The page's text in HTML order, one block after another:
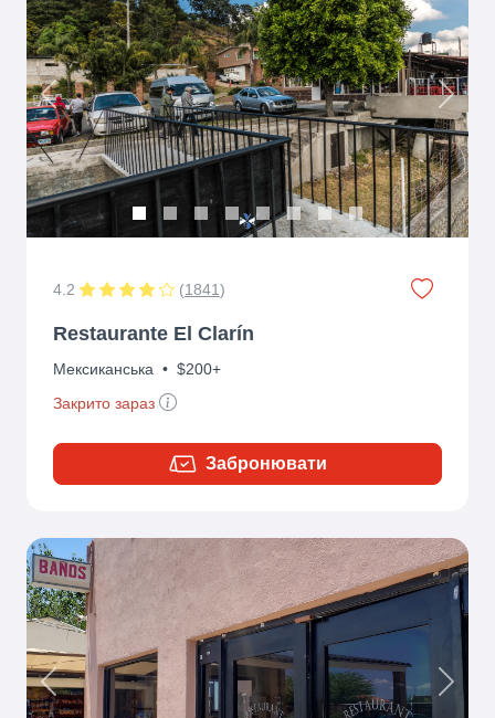
Previous Next
4.2 (1841)
Restaurante El Clarín
Мексиканська • $200+
Закрито зараз
Забронювати
Previous Next